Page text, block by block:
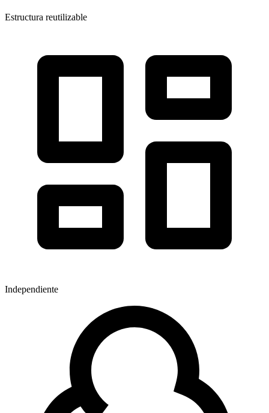
Estructura reutilizable
Independiente